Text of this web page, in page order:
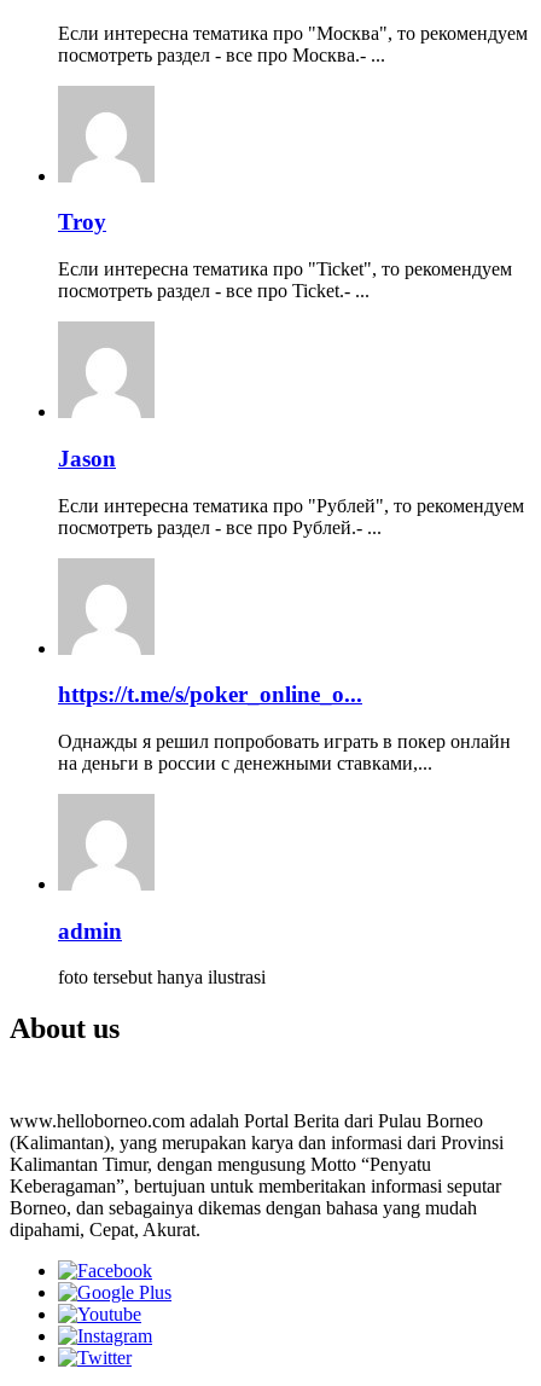
Если интересна тематика про "Москва", то рекомендуем
посмотреть раздел - все про Москва.- ...
Troy
Если интересна тематика про "Ticket", то рекомендуем
посмотреть раздел - все про Ticket.- ...
Jason
Если интересна тематика про "Рублей", то рекомендуем
посмотреть раздел - все про Рублей.- ...
https://t.me/s/poker_online_o...
Однажды я решил попробовать играть в покер онлайн
на деньги в россии с денежными ставками,...
admin
foto tersebut hanya ilustrasi
About us
www.helloborneo.com adalah Portal Berita dari Pulau Borneo
(Kalimantan), yang merupakan karya dan informasi dari Provinsi
Kalimantan Timur, dengan mengusung Motto “Penyatu
Keberagaman”, bertujuan untuk memberitakan informasi seputar
Borneo, dan sebagainya dikemas dengan bahasa yang mudah
dipahami, Cepat, Akurat.